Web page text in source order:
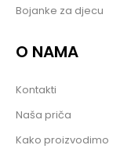
Bojanke za djecu
O NAMA
Kontakti
Naša priča
Kako proizvodimo